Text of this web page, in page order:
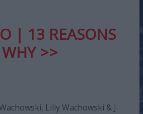
| 13 REASONS
WHY >>
Lilly Wachowski & J.